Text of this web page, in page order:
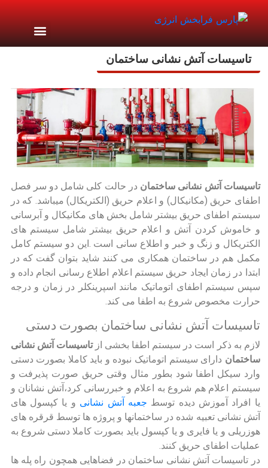
تاسیسات آتش نشانی ساختمان
تاسیسات آتش نشانی ساختمان در حالت کلی شامل دو سر فصل
اطفای حریق (مکانیکال) و اعلام حریق (الکتریکال) میباشد. که در
سیستم اطفای حریق بیشتر شامل بخش های مکانیکال و آبرسانی
و خاموش کردن آتش و اعلام حریق بیشتر شامل سیستم های
الکتریکال و زنگ و خبر و اطلاع سانی است .این دو سیستم کامل
مکمل هم در ساختمان همکاری می کنند شاید بتوان گفت که در
ابتدا در زمان ایجاد حریق سیستم اعلام اطلاع رسانی انجام داده و
سپس سیستم اطفای اتوماتیک مانند اسپرینکلر در زمان و درجه
حرارت مخصوص شروع به اطفا می کند.
تاسیسات آتش نشانی ساختمان بصورت دستی
لازم به ذکر است در سیستم اطفا بخشی از تاسیسات آتش نشانی
ساختمان دارای سیستم اتوماتیک نبوده و باید کاملا بصورت دستی
وارد سیکل اطفا شود بطور مثال وقتی حریق صورت پذیرفت و
سیستم اعلام هم شروع به اعلام و خبررسانی کرد،آتش نشانان و
یا افراد آموزش دیده توسط جعبه آتش نشانی و یا کپسول های
آتش نشانی تعبیه شده در ساختمانها و پروژه ها توسط قرقره های
هوزریلی و یا فایری و یا کپسول باید بصورت کاملا دستی شروع به
عملیات اطفای حریق کنند.
در تاسیسات آتش نشانی ساختمان در فضاهایی همچون راه پله ها